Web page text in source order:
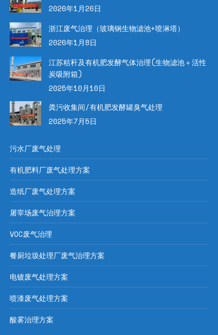
2026年1月26日
浙江废气治理（玻璃钢生物滤池+喷淋塔）
2026年1月8日
江苏秸秆及有机肥发酵气体治理(生物滤池＋活性
炭吸附箱)
2025年10月10日
粪污收集间/有机肥发酵罐臭气处理
2025年7月5日
污水厂废气处理
有机肥料厂废气处理方案
造纸厂废气处理方案
屠宰场废气治理方案
VOC废气治理
餐厨垃圾处理厂废气治理方案
电镀废气处理方案
喷漆废气处理方案
酸雾治理方案